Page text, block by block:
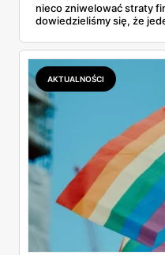
nieco zniwelować straty
dowiedzieliśmy się, że
chodzi? Czy zagraża jej
AKTUALNOŚCI